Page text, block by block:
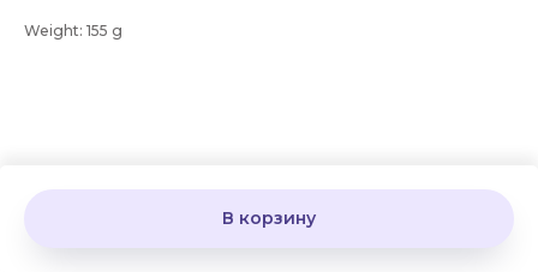
В корзину
Weight: 155 g